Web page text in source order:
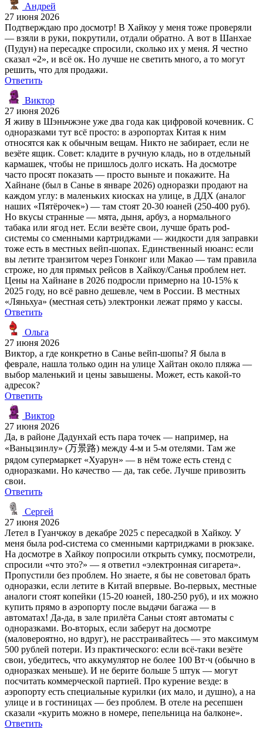
Андрей
27 июня 2026
Подтверждаю про досмотр! В Хайкоу у меня тоже проверяли
— взяли в руки, покрутили, отдали обратно. А вот в Шанхае
(Пудун) на пересадке спросили, сколько их у меня. Я честно
сказал «2», и всё ок. Но лучше не светить много, а то могут
решить, что для продажи.
Ответить
Виктор
27 июня 2026
Я живу в Шэньчжэне уже два года как цифровой кочевник. С
одноразками тут всё просто: в аэропортах Китая к ним
относятся как к обычным вещам. Никто не забирает, если не
везёте ящик. Совет: кладите в ручную кладь, но в отдельный
кармашек, чтобы не пришлось долго искать. На досмотре
часто просят показать — просто выньте и покажите. На
Хайнане (был в Санье в январе 2026) одноразки продают на
каждом углу: в маленьких киосках на улице, в ДДХ (аналог
наших «Пятёрочек») — там стоят 20-30 юаней (250-400 руб).
Но вкусы странные — мята, дыня, арбуз, а нормального
табака или ягод нет. Если везёте свои, лучше брать pod-
системы со сменными картриджами — жидкости для заправки
тоже есть в местных вейп-шопах. Единственный нюанс: если
вы летите транзитом через Гонконг или Макао — там правила
строже, но для прямых рейсов в Хайкоу/Санья проблем нет.
Цены на Хайнане в 2026 подросли примерно на 10-15% к
2025 году, но всё равно дешевле, чем в России. В местных
«Ляньхуа» (местная сеть) электронки лежат прямо у кассы.
Ответить
Ольга
27 июня 2026
Виктор, а где конкретно в Санье вейп-шопы? Я была в
феврале, нашла только один на улице Хайтан около пляжа —
выбор маленький и цены завышены. Может, есть какой-то
адресок?
Ответить
Виктор
27 июня 2026
Да, в районе Дадунхай есть пара точек — например, на
«Ваньцзинлу» (万景路) между 4-м и 5-м отелями. Там же
рядом супермаркет «Хуарун» — в нём тоже есть стенд с
одноразками. Но качество — да, так себе. Лучше привозить
свои.
Ответить
Сергей
27 июня 2026
Летел в Гуанчжоу в декабре 2025 с пересадкой в Хайкоу. У
меня была pod-система со сменными картриджами в рюкзаке.
На досмотре в Хайкоу попросили открыть сумку, посмотрели,
спросили «что это?» — я ответил «электронная сигарета».
Пропустили без проблем. Но знаете, я бы не советовал брать
одноразки, если летите в Китай впервые. Во-первых, местные
аналоги стоят копейки (15-20 юаней, 180-250 руб), и их можно
купить прямо в аэропорту после выдачи багажа — в
автоматах! Да-да, в зале прилёта Саньи стоят автоматы с
одноразками. Во-вторых, если заберут на досмотре
(маловероятно, но вдруг), не расстраивайтесь — это максимум
500 рублей потери. Из практического: если всё-таки везёте
свои, убедитесь, что аккумулятор не более 100 Вт·ч (обычно в
одноразках меньше). И не берите больше 5 штук — могут
посчитать коммерческой партией. Про курение везде: в
аэропорту есть специальные курилки (их мало, и душно), а на
улице и в гостиницах — без проблем. В отеле на ресепшен
сказали «курить можно в номере, пепельница на балконе».
Ответить